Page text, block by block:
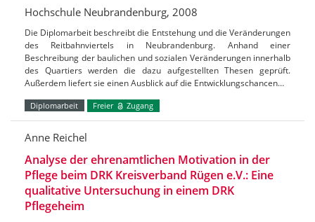
Hochschule Neubrandenburg, 2008
Die Diplomarbeit beschreibt die Entstehung und die Veränderungen
des Reitbahnviertels in Neubrandenburg. Anhand einer
Beschreibung der baulichen und sozialen Veränderungen innerhalb
des Quartiers werden die dazu aufgestellten Thesen geprüft.
Außerdem liefert sie einen Ausblick auf die Entwicklungschancen…
Diplomarbeit Freier Zugang
Anne Reichel
Analyse der ehrenamtlichen Motivation in der
Pflege beim DRK Kreisverband Rügen e.V.: Eine
qualitative Untersuchung in einem DRK
Pflegeheim